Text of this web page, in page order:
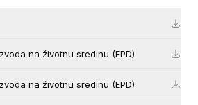
na životnu sredinu (EPD)
na životnu sredinu (EPD)